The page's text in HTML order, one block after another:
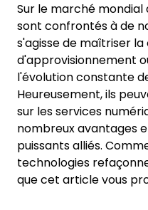
Sur le marché
sont confrontés à de
s'agisse de maîtriser
d'approvisionnement
l'évolution constante
Heureusement, ils
sur les services
nombreux avantages
puissants alliés.
technologies
que cet article vous